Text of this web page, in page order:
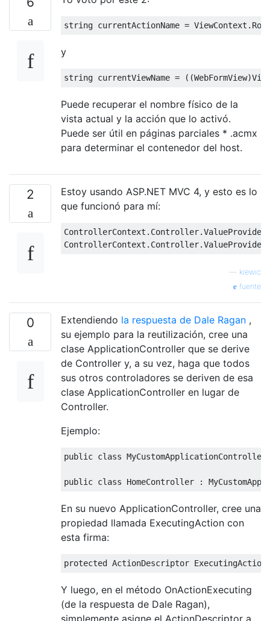
string currentActionName = ViewContext .
y
string currentViewName = ((WebFormView)
Puede recuperar el nombre físico de la
vista actual y la acción que lo activó.
Puede ser útil en páginas parciales * .acmx
para determinar el contenedor del host.
2
Estoy usando ASP.NET MVC 4, y esto es lo
que funcionó para mí:
ControllerContext . Controller.ValueProvider
ControllerContext . Controller.ValueProvider
kiewic
fuente
0 Extendiendo la respuesta de Dale Ragan ,
su ejemplo para la reutilización, cree una
clase ApplicationController que se derive
de Controller y, a su vez, haga que todos
sus otros controladores se deriven de esa
clase ApplicationController en lugar de
Controller.
Ejemplo:
public class MyCustomApplicationController
public class HomeController :
En su nuevo ApplicationController, cree una
propiedad llamada ExecutingAction con
esta firma:
protected ActionDescriptor ExecutingAction
Y luego, en el método OnActionExecuting
(de la respuesta de Dale Ragan),
simplemente asigne el ActionDescriptor a